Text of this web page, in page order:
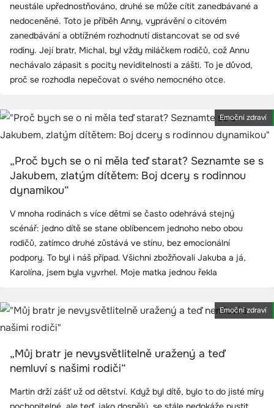
neustále upřednostňováno, druhé se může cítit zanedbávané a
nedoceněné. Toto je příběh Anny, vyprávění o citovém
zanedbávání a obtížném rozhodnutí distancovat se od své
rodiny. Její bratr, Michal, byl vždy miláčkem rodičů, což Annu
nechávalo zápasit s pocity neviditelnosti a zášti. To je důvod,
proč se rozhodla nepečovat o svého nemocného otce.
Emoční zdraví
„Proč bych se o ni měla teď starat? Seznamte se s
Jakubem, zlatým dítětem: Boj dcery s rodinnou
dynamikou“
V mnoha rodinách s více dětmi se často odehrává stejný
scénář: jedno dítě se stane oblíbencem jednoho nebo obou
rodičů, zatímco druhé zůstává ve stínu, bez emocionální
podpory. To byl i náš případ. Všichni zbožňovali Jakuba a já,
Karolína, jsem byla vyvrhel. Moje matka jednou řekla
Emoční zdraví
„Můj bratr je nevysvětlitelně uražený a teď
nemluví s našimi rodiči“
Martin drží zášť už od dětství. Když byl dítě, bylo to do jisté míry